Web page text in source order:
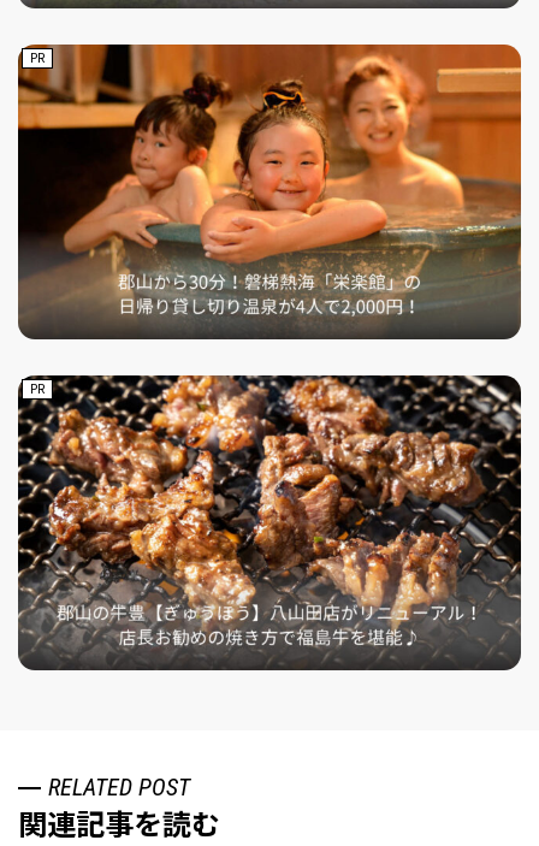
PR
PR
RELATED POST
関連記事を読む